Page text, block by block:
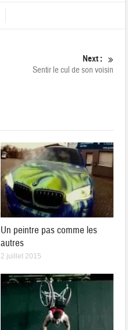
Next :
Sentir le cul de son voisin
Un peintre pas comme les
autres
2 juillet 2015